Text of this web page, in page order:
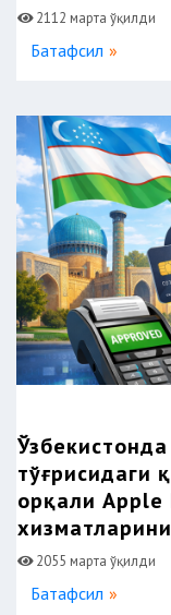
2112 марта ўқилди
Батафсил
тўғрисидаги
орқали Apple
2055 марта ўқилди
Батафсил